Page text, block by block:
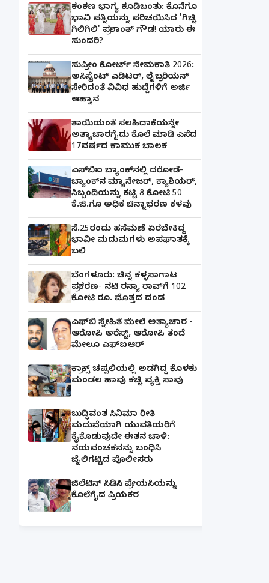
ಕಂಕಣ ಭಾಗ್ಯ ಕೂಡಿಬಂತು: ಕೊನೆಗೂ
ಭಾವಿ ಪತ್ನಿಯನ್ನು ಪರಿಚಯಿಸಿದ 'ಗಿಚ್ಚಿ
ಗಿಲಿಗಿಲಿ' ಪ್ರಶಾಂತ್ ಗೌಡ! ಯಾರು ಈ
ಸುಂದರಿ?
ಸುಪ್ರೀಂ ಕೋರ್ಟ್ ನೇಮಕಾತಿ 2026:
ಅಸಿಸ್ಟೆಂಟ್ ಎಡಿಟರ್, ಲೈಬ್ರರಿಯನ್
ಸೇರಿದಂತೆ ವಿವಿಧ ಹುದ್ದೆಗಳಿಗೆ ಅರ್ಜಿ
ಆಹ್ವಾನ
ತಾಯಿಯಂತೆ ಸಲಹಿದಾಕೆಯನ್ನೇ
ಅತ್ಯಾಚಾರಗೈದು ಕೊಲೆ ಮಾಡಿ ಎಸೆದ
17ವರ್ಷದ ಕಾಮುಕ ಬಾಲಕ
ಎಸ್‌ಬಿಐ ಬ್ಯಾಂಕ್‌ನಲ್ಲಿ‌ ದರೋಡೆ-
ಬ್ಯಾಂಕ್​ನ ಮ್ಯಾನೇಜರ್‌, ಕ್ಯಾಶಿಯರ್‌,
ಸಿಬ್ಬಂದಿಯನ್ನು ಕಟ್ಟಿ 8 ಕೋಟಿ 50
ಕೆ.ಜಿ.ಗೂ ಅಧಿಕ ಚಿನ್ನಾಭರಣ ಕಳವು
ಸೆ.25ರಂದು ಹಸೆಮಣೆ ಏರಬೇಕಿದ್ದ
ಭಾವೀ ಮದುಮಗಳು ಅಪಘಾತಕ್ಕೆ
ಬಲಿ
ಬೆಂಗಳೂರು: ಚಿನ್ನ ಕಳ್ಳಸಾಗಾಟ
ಪ್ರಕರಣ- ನಟಿ ರನ್ಯಾ ರಾವ್‌ಗೆ 102
ಕೋಟಿ ರೂ. ಮೊತ್ತದ ದಂಡ
ಎಫ್‌ಬಿ ಸ್ನೇಹಿತೆ ಮೇಲೆ ಅತ್ಯಾಚಾರ -
ಆರೋಪಿ ಅರೆಸ್ಟ್, ಆರೋಪಿ ತಂದೆ
ಮೇಲೂ ಎಫ್ಐಆರ್
ಕ್ರಾಕ್ಸ್ ಚಪ್ಪಲಿಯಲ್ಲಿ ಅಡಗಿದ್ದ ಕೊಳಕು
ಮಂಡಲ ಹಾವು ಕಚ್ಚಿ ವ್ಯಕ್ತಿ ಸಾವು
ಬುದ್ಧಿವಂತ ಸಿನಿಮಾ ರೀತಿ
ಮದುವೆಯಾಗಿ ಯುವತಿಯರಿಗೆ
ಕೈಕೊಡುವುದೇ ಈತನ ಚಾಳಿ:
ನಯವಂಚಕನನ್ನು ಬಂಧಿಸಿ
ಜೈಲಿಗಟ್ಟಿದ ಪೊಲೀಸರು
ಜಿಲೆಟಿನ್ ಸಿಡಿಸಿ ಪ್ರೇಯಸಿಯನ್ನು
ಕೊಲೆಗೈದ ಪ್ರಿಯಕರ